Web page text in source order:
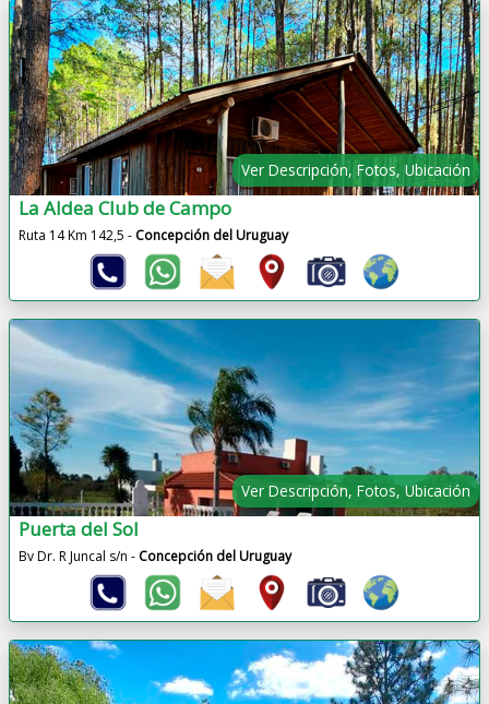
Ver Descripción, Fotos, Ubicación
La Aldea Club de Campo
Ruta 14 Km 142,5 - Concepción del Uruguay
Ver Descripción, Fotos, Ubicación
Puerta del Sol
Bv Dr. R Juncal s/n - Concepción del Uruguay